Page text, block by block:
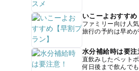
いこーよおすすめ
ファミリー向け人
旅行の予約は早め
水分補給時は要注
直飲みしたペットボ
何日後まで飲んで